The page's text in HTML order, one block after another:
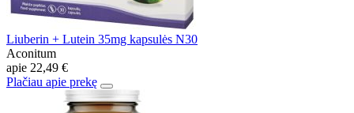
Liuberin + Lutein 35mg kapsulės N30
Aconitum
apie 22,49 €
Plačiau apie prekę